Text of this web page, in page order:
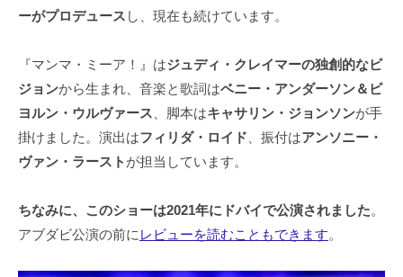
ーがプロデュース し、現在も続けています。
『マンマ・ミーア！』はジュディ・クレイマーの独創的なビ
ジョンから生まれ、音楽と歌詞はベニー・アンダーソン＆ビ
ヨルン・ウルヴァース 、脚本はキャサリン・ジョンソンが手
掛けました。演出はフィリダ・ロイド 、振付はアンソニー・
ヴァン・ラースト が担当しています。
ちなみに、このショーは2021年にドバイで公演されました。
アブダビ公演の前に レビューを読むこともできます。